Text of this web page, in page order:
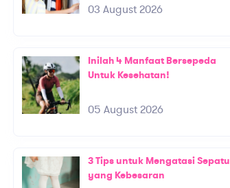
03 August 2026
Inilah 4 Manfaat Bersepeda
Untuk Kesehatan!
05 August 2026
3 Tips untuk Mengatasi Sepatu
yang Kebesaran